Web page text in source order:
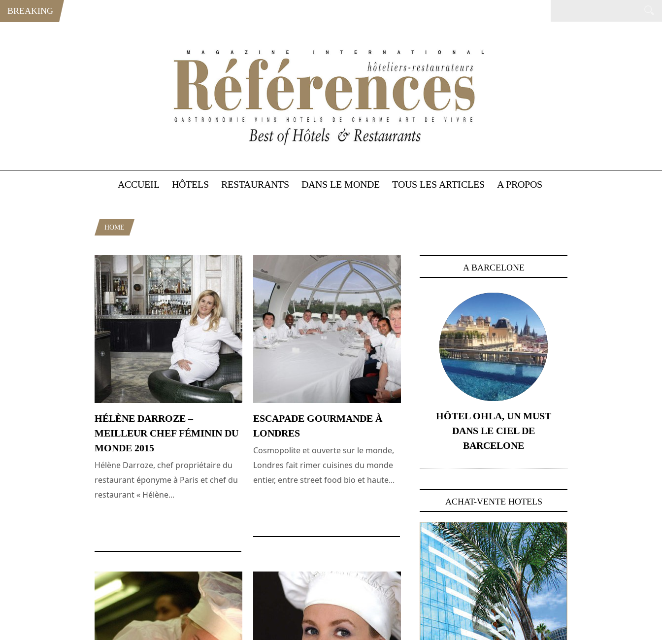
BREAKING
ACCUEIL HÔTELS RESTAURANTS DANS LE MONDE TOUS LES ARTICLES A PROPOS
HOME
HÉLÈNE DARROZE –
MEILLEUR CHEF FÉMININ DU
MONDE 2015
Hélène Darroze, chef propriétaire du
restaurant éponyme à Paris et chef du
restaurant « Hélène...
ESCAPADE GOURMANDE À
LONDRES
Cosmopolite et ouverte sur le monde,
Londres fait rimer cuisines du monde
entier, entre street food bio et haute...
A BARCELONE
HÔTEL OHLA, UN MUST
DANS LE CIEL DE
BARCELONE
ACHAT-VENTE HOTELS